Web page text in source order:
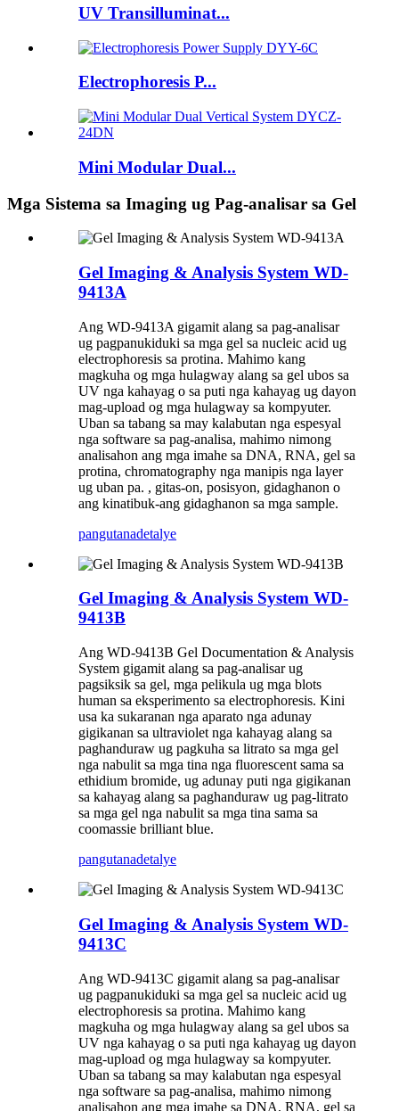
UV Transilluminat...
Electrophoresis P...
Mini Modular Dual...
Mga Sistema sa Imaging ug Pag-analisar sa Gel
Gel Imaging & Analysis System WD-
9413A
Ang WD-9413A gigamit alang sa pag-analisar
ug pagpanukiduki sa mga gel sa nucleic acid ug
electrophoresis sa protina. Mahimo kang
magkuha og mga hulagway alang sa gel ubos sa
UV nga kahayag o sa puti nga kahayag ug dayon
mag-upload og mga hulagway sa kompyuter.
Uban sa tabang sa may kalabutan nga espesyal
nga software sa pag-analisa, mahimo nimong
analisahon ang mga imahe sa DNA, RNA, gel sa
protina, chromatography nga manipis nga layer
ug uban pa. , gitas-on, posisyon, gidaghanon o
ang kinatibuk-ang gidaghanon sa mga sample.
pangutanadetalye
Gel Imaging & Analysis System WD-
9413B
Ang WD-9413B Gel Documentation & Analysis
System gigamit alang sa pag-analisar ug
pagsiksik sa gel, mga pelikula ug mga blots
human sa eksperimento sa electrophoresis. Kini
usa ka sukaranan nga aparato nga adunay
gigikanan sa ultraviolet nga kahayag alang sa
paghanduraw ug pagkuha sa litrato sa mga gel
nga nabulit sa mga tina nga fluorescent sama sa
ethidium bromide, ug adunay puti nga gigikanan
sa kahayag alang sa paghanduraw ug pag-litrato
sa mga gel nga nabulit sa mga tina sama sa
coomassie brilliant blue.
pangutanadetalye
Gel Imaging & Analysis System WD-
9413C
Ang WD-9413C gigamit alang sa pag-analisar
ug pagpanukiduki sa mga gel sa nucleic acid ug
electrophoresis sa protina. Mahimo kang
magkuha og mga hulagway alang sa gel ubos sa
UV nga kahayag o sa puti nga kahayag ug dayon
mag-upload og mga hulagway sa kompyuter.
Uban sa tabang sa may kalabutan nga espesyal
nga software sa pag-analisa, mahimo nimong
analisahon ang mga imahe sa DNA, RNA, gel sa